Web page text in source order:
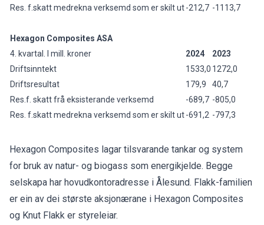
Res. f.skatt medrekna verksemd som er skilt ut-212,7 -1113,7
Hexagon Composites ASA
4. kvartal. I mill. kroner
2024
2023
Driftsinntekt
1533,0 1272,0
Driftsresultat
179,9
40,7
Res.f. skatt frå eksisterande verksemd
-689,7 -805,0
Res. f.skatt medrekna verksemd som er skilt ut-691,2 -797,3
Hexagon Composites lagar tilsvarande tankar og system
for bruk av natur- og biogass som energikjelde. Begge
selskapa har hovudkontoradresse i Ålesund. Flakk-familien
er ein av dei største aksjonærane i Hexagon Composites
og Knut Flakk er styreleiar.